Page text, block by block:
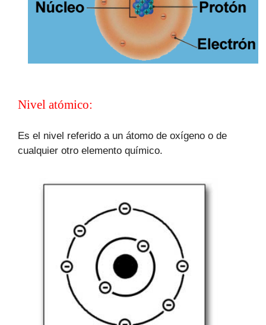
Nivel atómico:
Es el nivel referido a un átomo de oxígeno o de
cualquier otro elemento químico.